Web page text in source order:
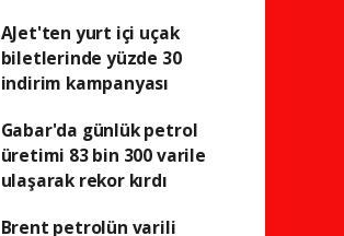
AJet'ten yurt içi uçak
biletlerinde yüzde 30
indirim kampanyası
Gabar'da günlük petrol
üretimi 83 bin 300 varile
ulaşarak rekor kırdı
Brent petrolün varili